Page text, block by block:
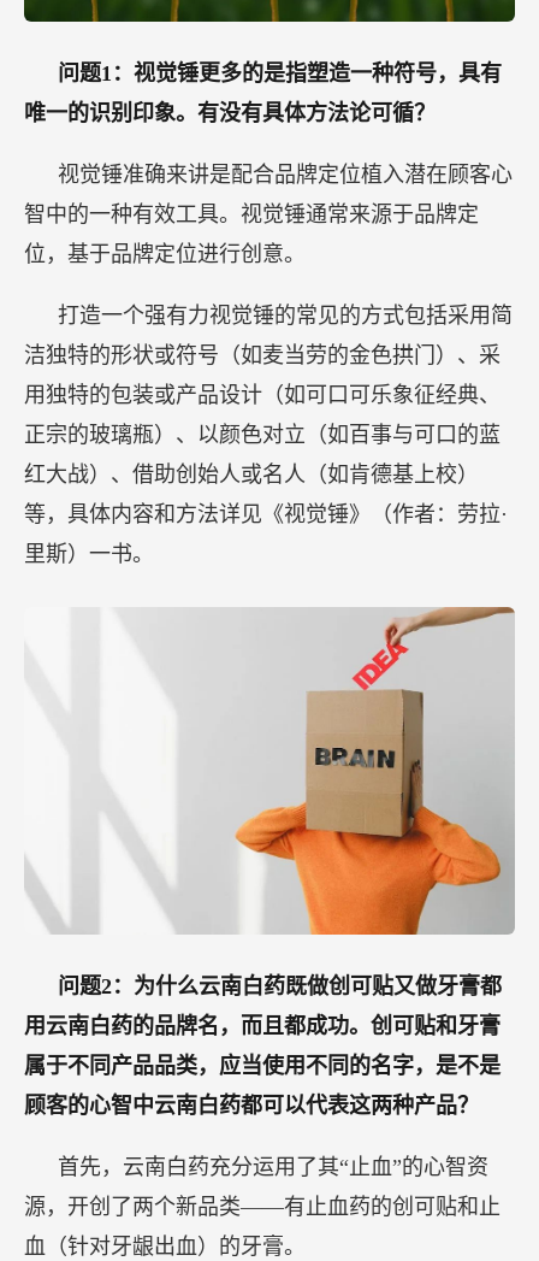
问题1：视觉锤更多的是指塑造一种符号，具有
唯一的识别印象。有没有具体方法论可循？
视觉锤准确来讲是配合品牌定位植入潜在顾客心
智中的一种有效工具。视觉锤通常来源于品牌定
位，基于品牌定位进行创意。
打造一个强有力视觉锤的常见的方式包括采用简
洁独特的形状或符号（如麦当劳的金色拱门）、采
用独特的包装或产品设计（如可口可乐象征经典、
正宗的玻璃瓶）、以颜色对立（如百事与可口的蓝
红大战）、借助创始人或名人（如肯德基上校）
等，具体内容和方法详见《视觉锤》（作者：劳拉·
里斯）一书。
问题2：为什么云南白药既做创可贴又做牙膏都
用云南白药的品牌名，而且都成功。创可贴和牙膏
属于不同产品品类，应当使用不同的名字，是不是
顾客的心智中云南白药都可以代表这两种产品？
首先，云南白药充分运用了其“止血”的心智资
源，开创了两个新品类——有止血药的创可贴和止
血（针对牙龈出血）的牙膏。